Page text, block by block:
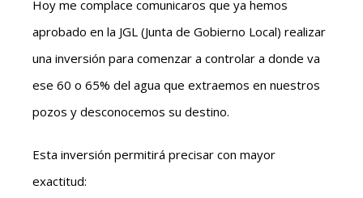
Hoy me complace comunicaros que ya hemos
aprobado en la JGL (Junta de Gobierno Local) realizar
una inversión para comenzar a controlar a donde va
ese 60 o 65% del agua que extraemos en nuestros
pozos y desconocemos su destino.
Esta inversión permitirá precisar con mayor
exactitud: